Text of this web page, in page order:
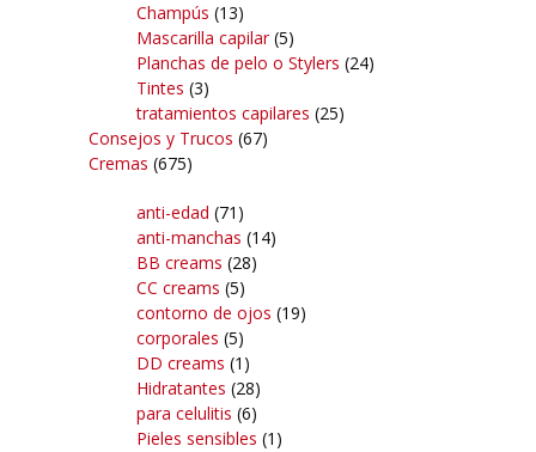
Champús (13)
Mascarilla capilar(5)
Planchas de pelo o Stylers (24)
Tintes (3)
tratamientos capilares (25)
Consejos y Trucos (67)
Cremas (675)
anti-edad (71)
anti-manchas (14)
BB creams (28)
CC creams (5)
contorno de ojos (19)
corporales (5)
DD creams (1)
Hidratantes (28)
para celulitis (6)
Pieles sensibles (1)